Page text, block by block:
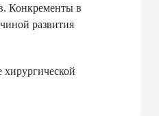
Конкременты в
развития